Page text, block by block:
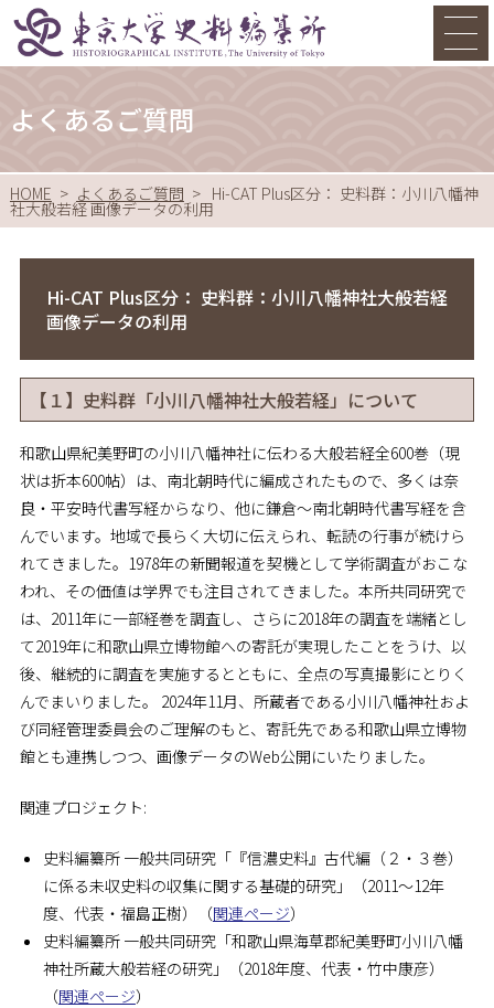
よくあるご質問
HOME よくあるご質問 Hi-CAT Plus区分： 史料群：小川八幡神
社大般若経 画像データの利用
Hi-CAT Plus区分： 史料群：小川八幡神社大般若経
画像データの利用
【１】史料群「小川八幡神社大般若経」について
和歌山県紀美野町の小川八幡神社に伝わる大般若経全600巻（現
状は折本600帖）は、南北朝時代に編成されたもので、多くは奈
良・平安時代書写経からなり、他に鎌倉～南北朝時代書写経を含
んでいます。地域で長らく大切に伝えられ、転読の行事が続けら
れてきました。1978年の新聞報道を契機として学術調査がおこな
われ、その価値は学界でも注目されてきました。本所共同研究で
は、2011年に一部経巻を調査し、さらに2018年の調査を端緒とし
て2019年に和歌山県立博物館への寄託が実現したことをうけ、以
後、継続的に調査を実施するとともに、全点の写真撮影にとりく
んでまいりました。 2024年11月、所蔵者である小川八幡神社およ
び同経管理委員会のご理解のもと、寄託先である和歌山県立博物
館とも連携しつつ、画像データのWeb公開にいたりました。
関連プロジェクト:
史料編纂所 一般共同研究「『信濃史料』古代編（２・３巻）
に係る未収史料の収集に関する基礎的研究」（2011～12年
度、代表・福島正樹）（関連ページ）
史料編纂所 一般共同研究「和歌山県海草郡紀美野町小川八幡
神社所蔵大般若経の研究」（2018年度、代表・竹中康彦）
（関連ページ）